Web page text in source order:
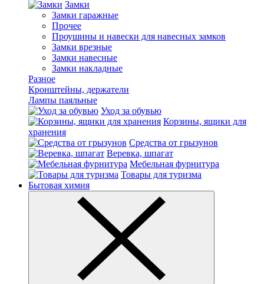
Замки
Замки гаражные
Прочее
Проушины и навески для навесных замков
Замки врезные
Замки навесные
Замки накладные
Разное
Кронштейны, держатели
Лампы паяльные
Уход за обувью
Корзины, ящики для
хранения
Средства от грызунов
Веревка, шпагат
Мебельная фурнитура
Товары для туризма
Бытовая химия